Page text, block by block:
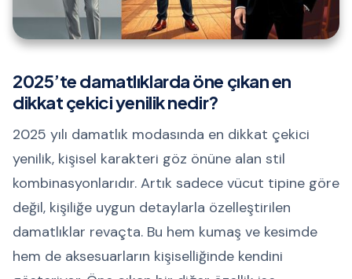
2025’te damatlıklarda öne çıkan en
dikkat çekici yenilik nedir?
2025 yılı damatlık modasında en dikkat çekici
yenilik, kişisel karakteri göz önüne alan stil
kombinasyonlarıdır. Artık sadece vücut tipine göre
değil, kişiliğe uygun detaylarla özelleştirilen
damatlıklar revaçta. Bu hem kumaş ve kesimde
hem de aksesuarların kişiselliğinde kendini